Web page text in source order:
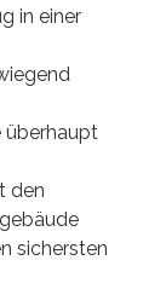
in einer
überhaupt
den
sichersten